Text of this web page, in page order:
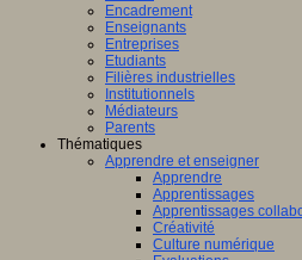
Encadrement
Enseignants
Entreprises
Etudiants
Filières industrielles
Institutionnels
Médiateurs
Parents
Thématiques
Apprendre et enseigner
Apprendre
Apprentissages
Apprentissages
Créativité
Culture numérique